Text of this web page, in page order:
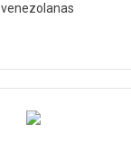
venezolanas